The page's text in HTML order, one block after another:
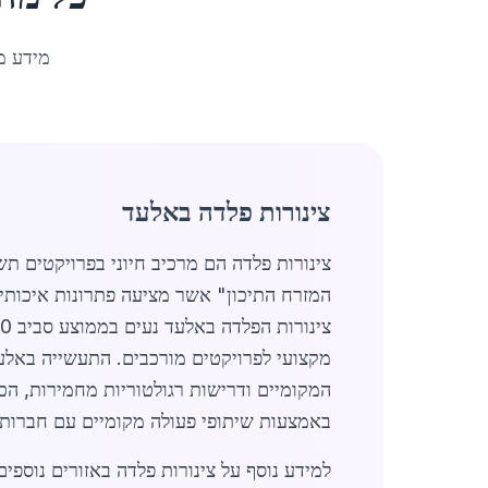
מידע
צינורות פלדה באלעד
צינורות פלדה הם מרכיב חיוני בפרויקטים
המזרח התיכון" אשר מציעה פתרונות
מקצועי לפרויקטים מורכבים. התעשייה
באמצעות שיתופי פעולה מקומיים עם
למידע נוסף על צינורות פלדה באזורים